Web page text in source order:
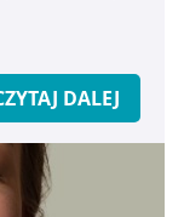
DALEJ